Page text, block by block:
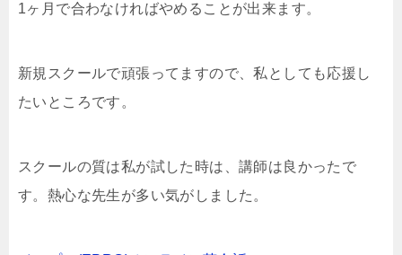
1ヶ月で合わなければやめることが出来ます。
新規スクールで頑張ってますので、私としても応援し
たいところです。
スクールの質は私が試した時は、講師は良かったで
す。熱心な先生が多い気がしました。